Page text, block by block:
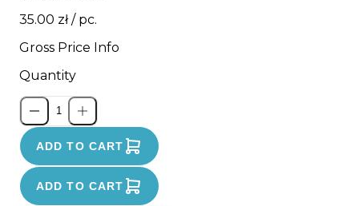
35.00 zł/ pc.
Gross Price Info
Quantity
ADD TO CART
ADD TO CART